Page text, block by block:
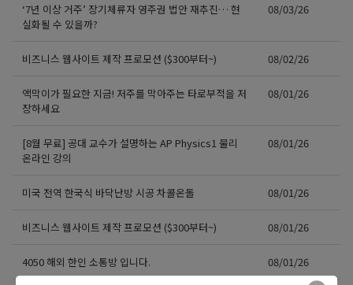
‘7년 이상 거주’ 장기체류자 영주권 법안 재추진… 현
실화될 수 있을까?
08/03/26
비즈니스 웹사이트 제작 프로모션 ($300부터~) 08/02/26
액막이가 필요한 지금! 저주를 막아주는 타로부적을 저
장하세요
08/01/26
[8월 무료] 공대 교수가 설명하는 AP Physics1 물리
온라인 강의
08/01/26
미국 전역 한국식 바닥난방 시공 차콜온돌 08/01/26
비즈니스 웹사이트 제작 프로모션 ($300부터~) 08/01/26
4050 해외 한인 소통방 입니다. 08/01/26